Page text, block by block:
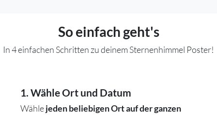
So einfach geht's
In 4 einfachen Schritten zu deinem Sternenhimmel Poster!
1. Wähle Ort und Datum
Wählejeden beliebigen Ort auf der ganzen